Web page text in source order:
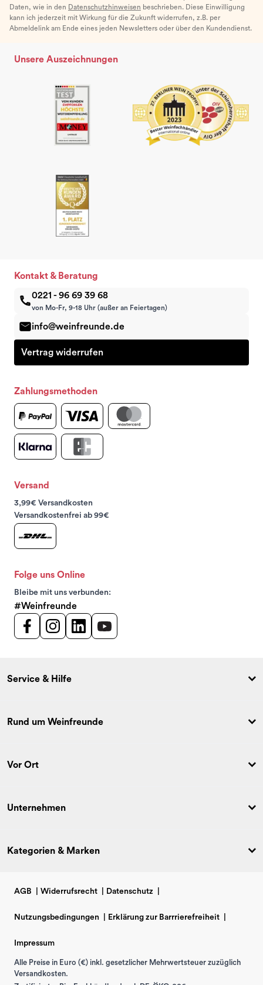
Daten, wie in den Datenschutzhinweisen beschrieben. Diese Einwilligung
kann ich jederzeit mit Wirkung für die Zukunft widerrufen, z.B. per
Abmeldelink am Ende eines jeden Newsletters oder über den Kundendienst.
Unsere Auszeichnungen
Kontakt & Beratung
0221 - 96 69 39 68
von Mo-Fr, 9-18 Uhr (außer an Feiertagen)
info@weinfreunde.de
Vertrag widerrufen
Zahlungsmethoden
Versand
3,99€ Versandkosten
Versandkostenfrei ab 99€
Folge uns Online
Bleibe mit uns verbunden:
#Weinfreunde
Service & Hilfe
Rund um Weinfreunde
Vor Ort
Unternehmen
Kategorien & Marken
AGB Widerrufsrecht Datenschutz
Nutzungsbedingungen Erklärung zur Barrrierefreiheit
Impressum
Alle Preise in Euro (€) inkl. gesetzlicher Mehrwertsteuer zuzüglich
Versandkosten.